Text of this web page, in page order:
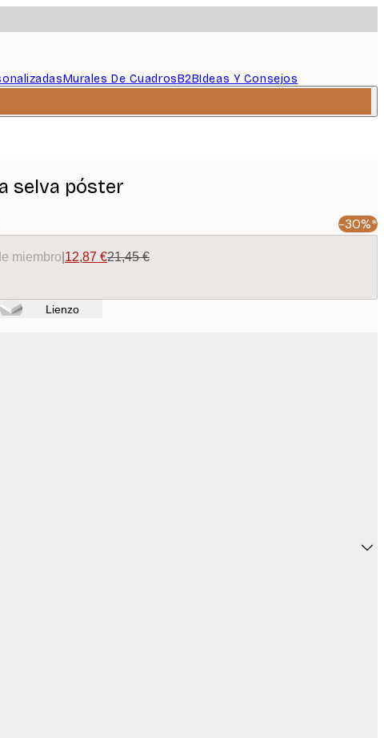
Murales De CuadrosB2BIdeas Y Consejos
selva póster
-30%*
miembro 12,87 €21,45 €
Lienzo